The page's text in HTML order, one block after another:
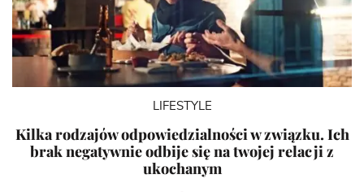
LIFESTYLE
Kilka rodzajów odpowiedzialności w związku. Ich
brak negatywnie odbije się na twojej relacji z
ukochanym